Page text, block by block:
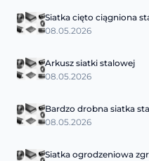
Siatka cięto ciągniona
08.05.2026
Arkusz siatki stalowej
08.05.2026
Bardzo drobna siatka
08.05.2026
Siatka ogrodzeniowa